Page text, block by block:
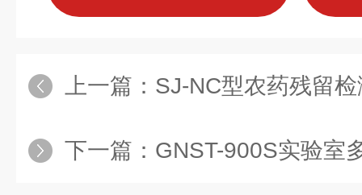
上一篇： SJ-NC型农药残留
下一篇： GNST-900S实验室多